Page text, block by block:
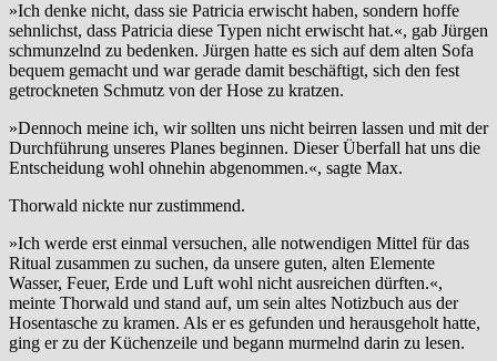
»Ich denke nicht, dass sie Patricia erwischt haben, sondern hoffe
sehnlichst, dass Patricia diese Typen nicht erwischt hat.«, gab Jürgen
schmunzelnd zu bedenken. Jürgen hatte es sich auf dem alten Sofa
bequem gemacht und war gerade damit beschäftigt, sich den fest
getrockneten Schmutz von der Hose zu kratzen.
»Dennoch meine ich, wir sollten uns nicht beirren lassen und mit der
Durchführung unseres Planes beginnen. Dieser Überfall hat uns die
Entscheidung wohl ohnehin abgenommen.«, sagte Max.
Thorwald nickte nur zustimmend.
»Ich werde erst einmal versuchen, alle notwendigen Mittel für das
Ritual zusammen zu suchen, da unsere guten, alten Elemente
Wasser, Feuer, Erde und Luft wohl nicht ausreichen dürften.«,
meinte Thorwald und stand auf, um sein altes Notizbuch aus der
Hosentasche zu kramen. Als er es gefunden und herausgeholt hatte,
ging er zu der Küchenzeile und begann murmelnd darin zu lesen.